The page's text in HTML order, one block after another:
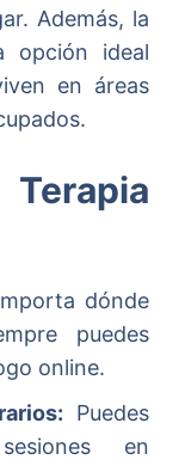
Además, la
opción ideal
en áreas
dónde
puedes
online.
Puedes
en